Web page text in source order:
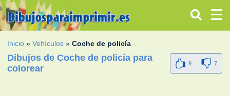
Inicio »Vehículos »Coche de policía
Dibujos de Coche de policía para
colorear
9 7